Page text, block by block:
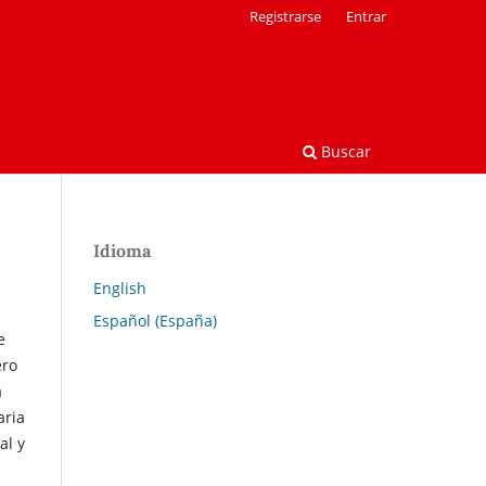
Buscar
Registrarse Entrar
y
Idioma
English
Español (España)